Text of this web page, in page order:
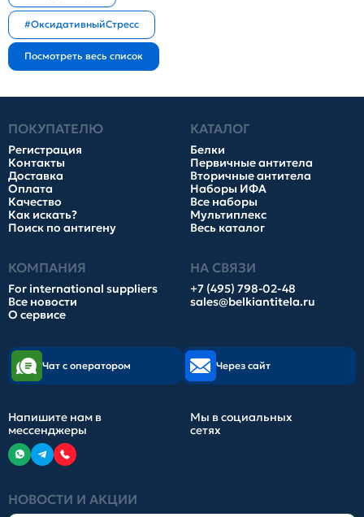
#ОксидативныйСтресс
ПОКУПАТЕЛЮ
Регистрация
Контакты
Доставка
Оплата
Качество
Как искать?
Поиск по антигену
КАТАЛОГ
Белки
Первичные антитела
Вторичные антитела
Наборы ИФА
Все наборы
Мультиплекс
Весь каталог
КОМПАНИЯ
For international suppliers
Все новости
О сервисе
НА СВЯЗИ
+7 (495) 798-02-48
sales@belkiantitela.ru
НОВОСТИ И АКЦИИ
Чат с оператором Через сайт
Напишите нам в
мессенджеры
Мы в социальных
сетях